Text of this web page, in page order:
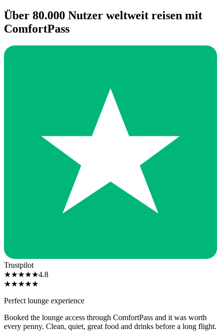
Über 80.000 Nutzer weltweit reisen mit
ComfortPass
Trustpilot
★★★★★4.8
★★★★★
Perfect lounge experience
Booked the lounge access through ComfortPass and it was worth
every penny. Clean, quiet, great food and drinks before a long flight.